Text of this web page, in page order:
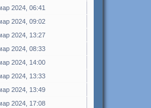
2024, 06:41
2024, 09:02
2024, 13:27
2024, 08:33
2024, 14:00
2024, 13:33
2024, 13:49
2024, 17:08